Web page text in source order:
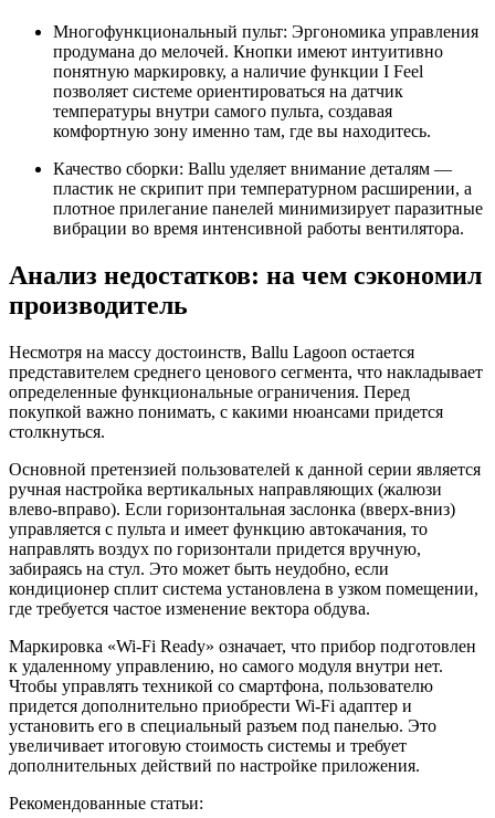
Многофункциональный пульт: Эргономика управления
продумана до мелочей. Кнопки имеют интуитивно
понятную маркировку, а наличие функции I Feel
позволяет системе ориентироваться на датчик
температуры внутри самого пульта, создавая
комфортную зону именно там, где вы находитесь.
Качество сборки: Ballu уделяет внимание деталям —
пластик не скрипит при температурном расширении, а
плотное прилегание панелей минимизирует паразитные
вибрации во время интенсивной работы вентилятора.
Анализ недостатков: на чем сэкономил
производитель
Несмотря на массу достоинств, Ballu Lagoon остается
представителем среднего ценового сегмента, что накладывает
определенные функциональные ограничения. Перед
покупкой важно понимать, с какими нюансами придется
столкнуться.
Основной претензией пользователей к данной серии является
ручная настройка вертикальных направляющих (жалюзи
влево-вправо). Если горизонтальная заслонка (вверх-вниз)
управляется с пульта и имеет функцию автокачания, то
направлять воздух по горизонтали придется вручную,
забираясь на стул. Это может быть неудобно, если
кондиционер сплит система установлена в узком помещении,
где требуется частое изменение вектора обдува.
Маркировка «Wi-Fi Ready» означает, что прибор подготовлен
к удаленному управлению, но самого модуля внутри нет.
Чтобы управлять техникой со смартфона, пользователю
придется дополнительно приобрести Wi-Fi адаптер и
установить его в специальный разъем под панелью. Это
увеличивает итоговую стоимость системы и требует
дополнительных действий по настройке приложения.
Рекомендованные статьи: